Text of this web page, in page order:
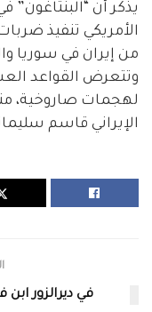
يذكر أن
الأمريكي تنفيذ
من إيران في سوريا
وتتعرض القواعد
لهجمات صاروخية،
الإيراني قاسم
في ديرالزور